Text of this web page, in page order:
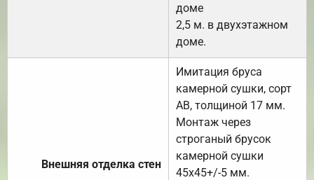
доме
2,5 м. в двухэтажном
доме.
Внешняя отделка стен
Имитация бруса
камерной сушки, сорт
АВ, толщиной 17 мм.
Монтаж через
строганый брусок
камерной сушки
45х45+/-5 мм.